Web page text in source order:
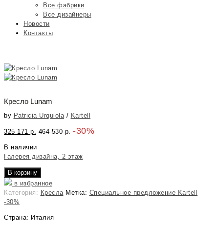
Все фабрики
Все дизайнеры
Новости
Контакты
Кресло Lunam
by Patricia Urquiola/ Kartell
325 171 р. 464 530р. -30%
В наличии
Галерея дизайна, 2 этаж
В корзину
в избранное
Категория: Кресла Метка: Специальное предложение Kartell
-30%
Страна: Италия